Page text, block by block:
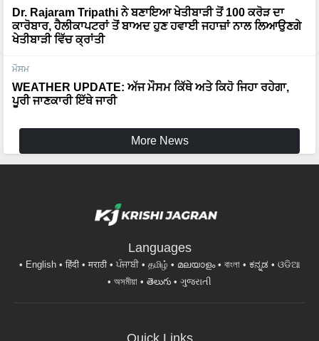
Dr. Rajaram Tripathi ਨੇ ਬਣਾਇਆ ਖੇਤੀਬਾੜੀ ਤੋਂ 100 ਕਰੋੜ ਦਾ
ਕਾਰੋਬਾਰ, ਹੈਲੀਕਾਪਟਰਾਂ ਤੋਂ ਬਾਅਦ ਹੁਣ ਹਵਾਈ ਜਹਾਜ਼ਾਂ ਨਾਲ ਲਿਆਉਣਗੇ
ਖੇਤੀਬਾੜੀ ਵਿੱਚ ਕ੍ਰਾਂਤੀ
ਮੌਸਮ
WEATHER UPDATE: ਅੱਜ ਮੌਸਮ ਕਿੱਥੇ ਅਤੇ ਕਿਹੋ ਜਿਹਾ ਰਹੇਗਾ,
ਪੂਰੀ ਜਾਣਕਾਰੀ ਇੱਥੇ ਜਾਰੀ
More News
Languages
English हिंदी मराठी ਪੰਜਾਬੀ தமிழ் മലയാളം বাংলা ಕನ್ನಡ
ଓଡିଆ
অসমীয়া
తెలుగు ગુજરાતી